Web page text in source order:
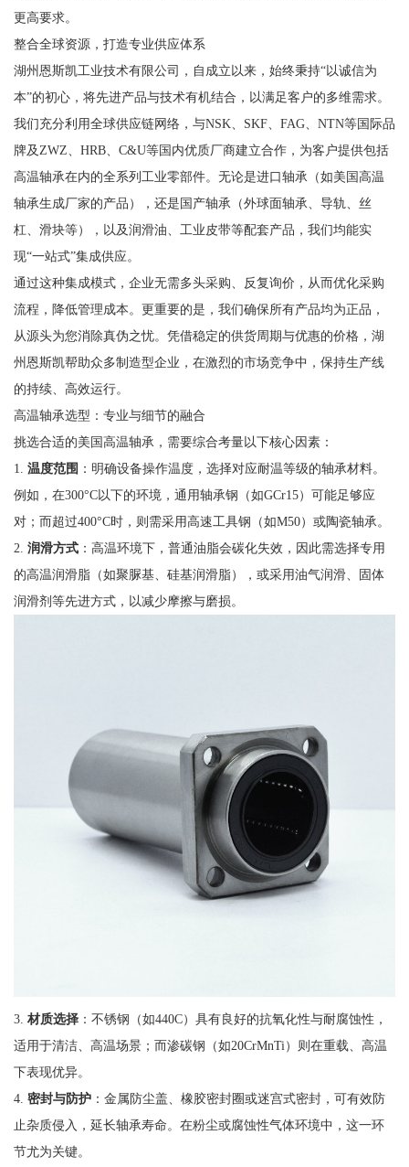
更高要求。
整合全球资源，打造专业供应体系
湖州恩斯凯工业技术有限公司，自成立以来，始终秉持“以诚信为
本”的初心，将先进产品与技术有机结合，以满足客户的多维需求。
我们充分利用全球供应链网络，与NSK、SKF、FAG、NTN等国际品
牌及ZWZ、HRB、C&U等国内优质厂商建立合作，为客户提供包括
高温轴承在内的全系列工业零部件。无论是进口轴承（如美国高温
轴承生成厂家的产品），还是国产轴承（外球面轴承、导轨、丝
杠、滑块等），以及润滑油、工业皮带等配套产品，我们均能实
现“一站式”集成供应。
通过这种集成模式，企业无需多头采购、反复询价，从而优化采购
流程，降低管理成本。更重要的是，我们确保所有产品均为正品，
从源头为您消除真伪之忧。凭借稳定的供货周期与优惠的价格，湖
州恩斯凯帮助众多制造型企业，在激烈的市场竞争中，保持生产线
的持续、高效运行。
高温轴承选型：专业与细节的融合
挑选合适的美国高温轴承，需要综合考量以下核心因素：
1. 温度范围 ：明确设备操作温度，选择对应耐温等级的轴承材料。
例如，在300°C以下的环境，通用轴承钢（如GCr15）可能足够应
对；而超过400°C时，则需采用高速工具钢（如M50）或陶瓷轴承。
2. 润滑方式：高温环境下，普通油脂会碳化失效，因此需选择专用
的高温润滑脂（如聚脲基、硅基润滑脂），或采用油气润滑、固体
润滑剂等先进方式，以减少摩擦与磨损。
3. 材质选择：不锈钢（如440C）具有良好的抗氧化性与耐腐蚀性，
适用于清洁、高温场景；而渗碳钢（如20CrMnTi）则在重载、高温
下表现优异。
4. 密封与防护：金属防尘盖、橡胶密封圈或迷宫式密封，可有效防
止杂质侵入，延长轴承寿命。在粉尘或腐蚀性气体环境中，这一环
节尤为关键。